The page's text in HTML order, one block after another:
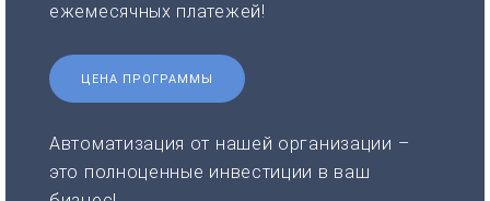
ежемесячных платежей!
ЦЕНА ПРОГРАММЫ
Автоматизация от нашей организации –
это полноценные инвестиции в ваш